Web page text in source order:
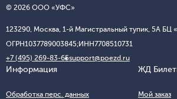
© 2026 ООО «УФС»
123290, Москва, 1-й Магистральный тупик, 5А БЦ
ОГРН1037789003845;ИНН7708510731
+7 (495) 269-83-65support@poezd.ru
Информация
Обработка перс. данных
ЖД
Мой заказ